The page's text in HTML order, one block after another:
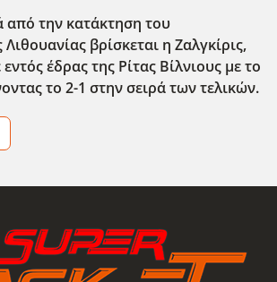
από την κατάκτηση του
βρίσκεται η Ζαλγκίρις,
έδρας της Ρίτας Βίλνιους με το
το 2-1 στην σειρά των τελικών.